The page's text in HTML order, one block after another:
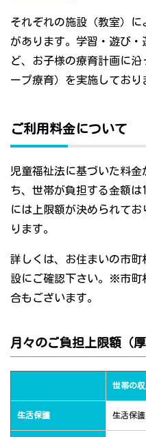
それぞれの施設（教室）
があります。学習・遊び
ど、お子様の療育計画に
ープ療育）を実施しており
ご利用料金について
児童福祉法に基づいた料
ち、世帯が負担する金額
には上限額が決められて
ります。
詳しくは、お住まいの市
設にご確認下さい。※市町
合もございます。
月々のご負担上限額（
世帯の
生活保護 生活保